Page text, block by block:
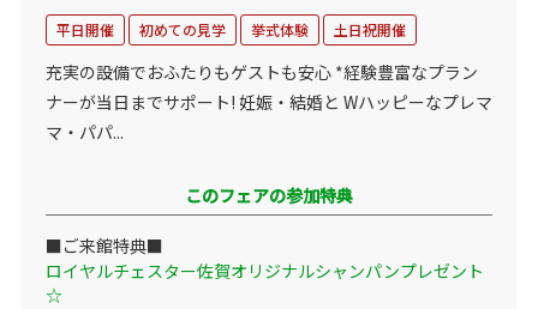
平日開催 初めての見学 挙式体験 土日祝開催
充実の設備でおふたりもゲストも安心 *経験豊富なプラン
ナーが当日までサポート! 妊娠・結婚と Wハッピーなプレマ
マ・パパ...
このフェアの参加特典
■ご来館特典■
ロイヤルチェスター佐賀オリジナルシャンパンプレゼント
☆